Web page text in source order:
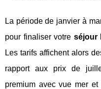
La période de janvier à
pour finaliser votre séjour
Les tarifs affichent alors
rapport aux prix de
premium avec vue mer